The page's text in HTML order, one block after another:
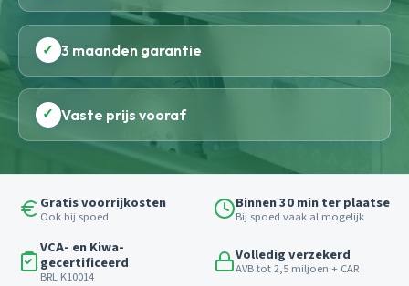
✓ 3 maanden garantie
✓ Vaste prijs vooraf
Gratis voorrijkosten
Ook bij spoed
Binnen 30 min ter plaatse
Bij spoed vaak al mogelijk
VCA- en Kiwa-
gecertificeerd
BRL K10014
Volledig verzekerd
AVB tot 2,5 miljoen + CAR